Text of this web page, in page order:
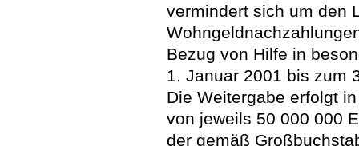
vermindert sich um den
Bezug von Hilfe in
1. Januar 2001 bis zum
Die Weitergabe erfolgt
von jeweils 50 000 000
der gemäß